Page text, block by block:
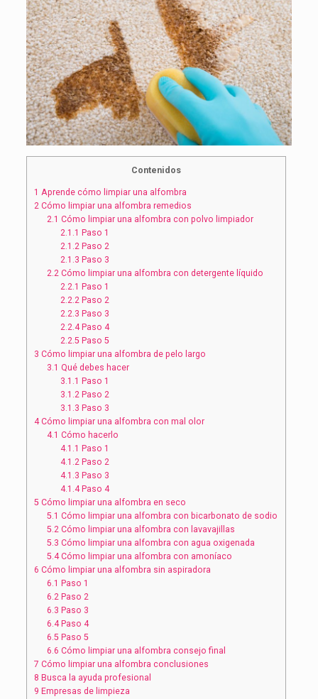
Contenidos
1 Aprende cómo limpiar una alfombra
2Cómo limpiar una alfombra remedios
2.1 Cómo limpiar una alfombra con polvo limpiador
2.1.1 Paso 1
2.1.2Paso 2
2.1.3 Paso 3
2.2 Cómo limpiar una alfombra con detergente líquido
2.2.1 Paso 1
2.2.2Paso 2
2.2.3 Paso 3
2.2.4Paso 4
2.2.5Paso 5
3 Cómo limpiar una alfombra de pelo largo
3.1 Qué debes hacer
3.1.1 Paso 1
3.1.2Paso 2
3.1.3 Paso 3
4Cómo limpiar una alfombra con mal olor
4.1 Cómo hacerlo
4.1.1 Paso 1
4.1.2Paso 2
4.1.3 Paso 3
4.1.4Paso 4
5Cómo limpiar una alfombra en seco
5.1 Cómo limpiar una alfombra con bicarbonato de sodio
5.2 Cómo limpiar una alfombra con lavavajillas
5.3 Cómo limpiar una alfombra con agua oxigenada
5.4Cómo limpiar una alfombra con amoníaco
6 Cómo limpiar una alfombra sin aspiradora
6.1 Paso 1
6.2 Paso 2
6.3 Paso 3
6.4Paso 4
6.5 Paso 5
6.6 Cómo limpiar una alfombra consejo final
7 Cómo limpiar una alfombra conclusiones
8 Busca la ayuda profesional
9 Empresas de limpieza